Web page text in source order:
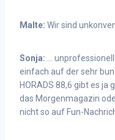
Malte: Wir sind
Sonja: …
einfach auf der sehr
HORADS 88,6 gibt es
das Morgenmagazin
nicht so auf Fun-